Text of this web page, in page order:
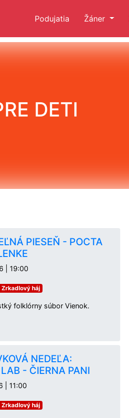
Podujatia Žáner
DETI
PIESEŇ - POCTA
| 19:00
háj
folklórny súbor Vienok.
NEDEĽA:
- ČIERNA PANI
| 11:00
háj